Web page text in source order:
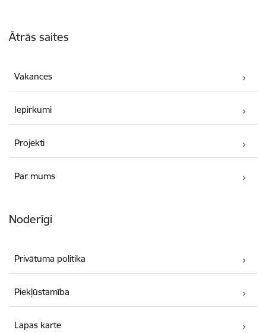
Ātrās saites
Vakances
Iepirkumi
Projekti
Par mums
Noderīgi
Privātuma politika
Piekļūstamība
Lapas karte